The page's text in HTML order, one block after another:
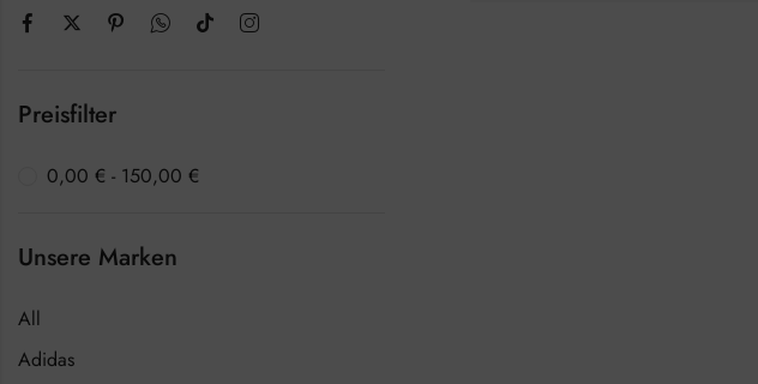
Preisfilter
0,00 € - 150,00 €
Unsere Marken
All
Adidas